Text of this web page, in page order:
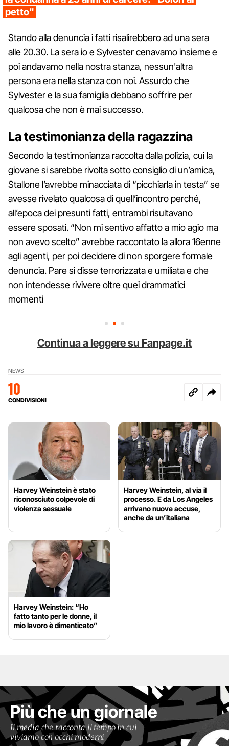
petto"
Stando alla denuncia i fatti risalirebbero ad una sera
alle 20.30. La sera io e Sylvester cenavamo insieme e
poi andavamo nella nostra stanza, nessun'altra
persona era nella stanza con noi. Assurdo che
Sylvester e la sua famiglia debbano soffrire per
qualcosa che non è mai successo.
La testimonianza della ragazzina
Secondo la testimonianza raccolta dalla polizia, cui la
giovane si sarebbe rivolta sotto consiglio di un’amica,
Stallone l’avrebbe minacciata di “picchiarla in testa” se
avesse rivelato qualcosa di quell’incontro perché,
all’epoca dei presunti fatti, entrambi risultavano
essere sposati. “Non mi sentivo affatto a mio agio ma
non avevo scelto” avrebbe raccontato la allora 16enne
agli agenti, per poi decidere di non sporgere formale
denuncia. Pare si disse terrorizzata e umiliata e che
non intendesse rivivere oltre quei drammatici
momenti
Continua a leggere su Fanpage.it
NEWS
10
CONDIVISIONI
Harvey Weinstein è stato
riconosciuto colpevole di
violenza sessuale
Harvey Weinstein, al via il
processo. E da Los Angeles
arrivano nuove accuse,
anche da un’italiana
Harvey Weinstein: “Ho
fatto tanto per le donne, il
mio lavoro è dimenticato”
Più che un giornale
Il media che racconta il tempo in cui
viviamo con occhi moderni